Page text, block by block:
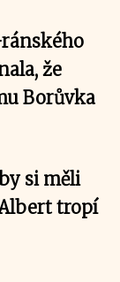
že
Borůvka
si měli
tropí